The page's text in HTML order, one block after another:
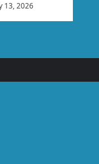
13, 2026